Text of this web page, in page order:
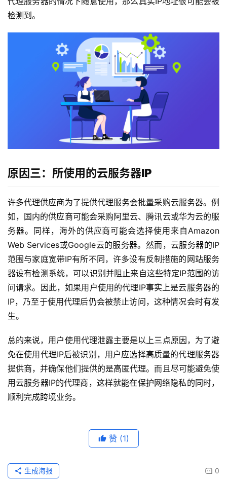
检测到。
原因三：所使用的云服务器IP
许多代理供应商为了提供代理服务会批量采购云服务器。例
如，国内的供应商可能会采购阿里云、腾讯云或华为云的服
务器。同样，海外的供应商可能会选择使用来自Amazon
Web Services或Google云的服务器。然而，云服务器的IP
范围与家庭宽带IP有所不同，许多设有反制措施的网站服务
器设有检测系统，可以识别并阻止来自这些特定IP范围的访
问请求。因此，如果用户使用的代理IP事实上是云服务器的
IP，乃至于使用代理后仍会被禁止访问，这种情况会时有发
生。
总的来说，用户使用代理泄露主要是以上三点原因，为了避
免在使用代理IP后被识别，用户应选择高质量的代理服务器
提供商，并确保他们提供的是高匿代理。而且尽可能避免使
用云服务器IP的代理商，这样就能在保护网络隐私的同时，
顺利完成跨境业务。
赞 (1)
0
生成海报